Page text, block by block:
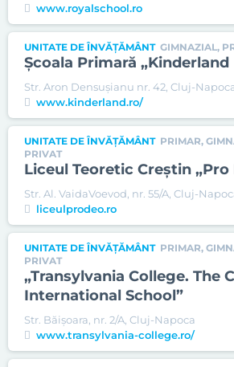
www.royalschool.ro
UNITATE DE ÎNVĂȚĂMÂNT GIMNAZIAL,
Şcoala Primară „Kinderland
Str. Aron Densuşianu nr. 42, Cluj-
www.kinderland.ro/
UNITATE DE ÎNVĂȚĂMÂNT PRIMAR,
PRIVAT
Liceul Teoretic Creştin „Pro
Str. Al. VaidaVoevod, nr. 55/A, Cluj-
liceulprodeo.ro
UNITATE DE ÎNVĂȚĂMÂNT PRIMAR,
PRIVAT
„Transylvania College. The
International School”
Str. Băişoara, nr. 2/A, Cluj-Napoca
www.transylvania-college.ro/